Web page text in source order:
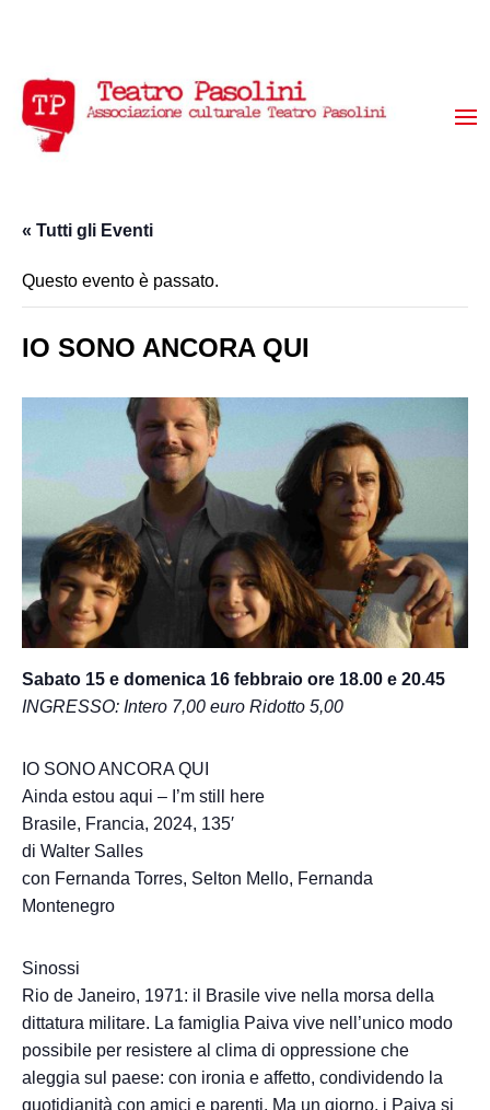
« Tutti gli Eventi
Questo evento è passato.
IO SONO ANCORA QUI
Sabato 15 e domenica 16 febbraio ore 18.00 e 20.45
INGRESSO: Intero 7,00 euro Ridotto 5,00
IO SONO ANCORA QUI
Ainda estou aqui – I’m still here
Brasile, Francia, 2024, 135′
di Walter Salles
con Fernanda Torres, Selton Mello, Fernanda
Montenegro
Sinossi
Rio de Janeiro, 1971: il Brasile vive nella morsa della
dittatura militare. La famiglia Paiva vive nell’unico modo
possibile per resistere al clima di oppressione che
aleggia sul paese: con ironia e affetto, condividendo la
quotidianità con amici e parenti. Ma un giorno, i Paiva si